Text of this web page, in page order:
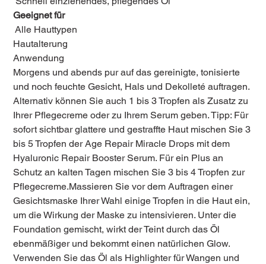
Geeignet für
Alle Hauttypen
Hautalterung
Anwendung
Morgens und abends pur auf das gereinigte, tonisierte
und noch feuchte Gesicht, Hals und Dekolleté auftragen.
Alternativ können Sie auch 1 bis 3 Tropfen als Zusatz zu
Ihrer Pflegecreme oder zu Ihrem Serum geben. Tipp: Für
sofort sichtbar glattere und gestraffte Haut mischen Sie 3
bis 5 Tropfen der Age Repair Miracle Drops mit dem
Hyaluronic Repair Booster Serum. Für ein Plus an
Schutz an kalten Tagen mischen Sie 3 bis 4 Tropfen zur
Pflegecreme.Massieren Sie vor dem Auftragen einer
Gesichtsmaske Ihrer Wahl einige Tropfen in die Haut ein,
um die Wirkung der Maske zu intensivieren. Unter die
Foundation gemischt, wirkt der Teint durch das Öl
ebenmäßiger und bekommt einen natürlichen Glow.
Verwenden Sie das Öl als Highlighter für Wangen und